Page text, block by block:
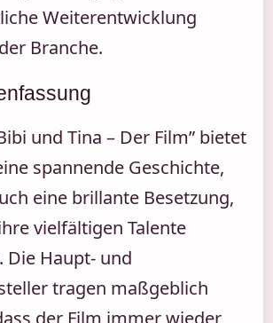
Weiterentwicklung
Branche.
und Tina – Der Film” bietet
spannende Geschichte,
eine brillante Besetzung,
vielfältigen Talente
Die Haupt- und
tragen maßgeblich
der Film immer wieder